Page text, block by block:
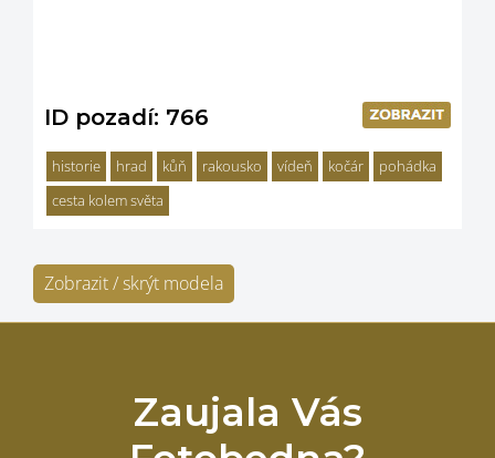
ID pozadí: 766
historie hrad kůň rakousko vídeň kočár
pohádka
cesta kolem světa
Zobrazit / skrýt modela
Zaujala Vás